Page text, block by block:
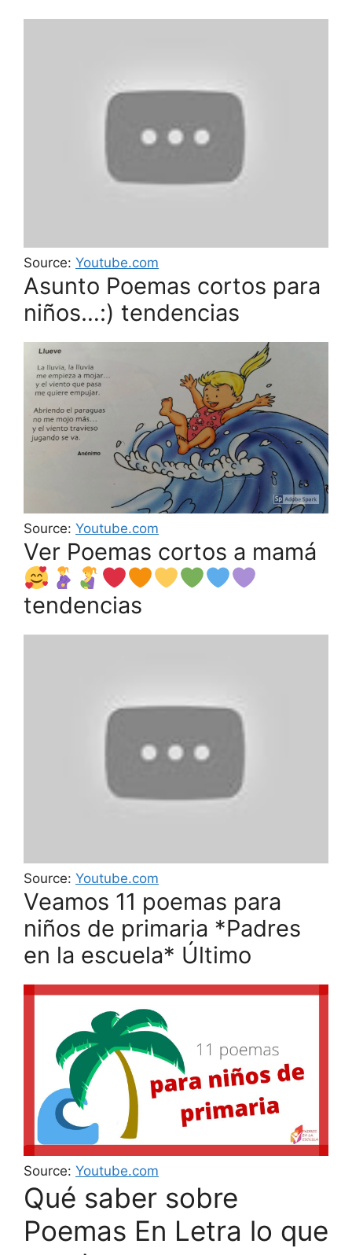
Source: Youtube.com
Asunto Poemas cortos para
niños…:) tendencias
Source: Youtube.com
Ver Poemas cortos a mamá
tendencias
Source: Youtube.com
Veamos 11 poemas para
niños de primaria *Padres
en la escuela* Último
Source: Youtube.com
Qué saber sobre
Poemas En Letra lo que